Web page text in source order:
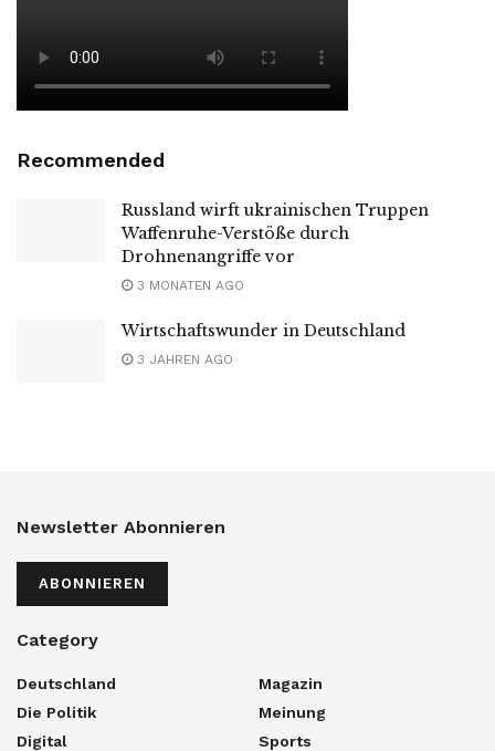
Recommended
Russland wirft ukrainischen Truppen
Waffenruhe-Verstöße durch
Drohnenangriffe vor
3 MONATEN AGO
Wirtschaftswunder in Deutschland
3 JAHREN AGO
Newsletter Abonnieren
ABONNIEREN
Category
Deutschland
Die Politik
Digital
Magazin
Meinung
Sports